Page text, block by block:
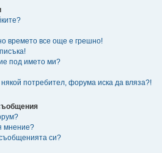
времето все още е грешно!
под името ми?
потребител, форума иска да вляза?!
мнение?
си?